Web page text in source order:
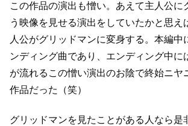
この作品の演出も憎い。 あえて主人公に
う映像を見せる演出をしていたかと思え
人公がグリッドマンに変身する。 本編中
ンディング曲であり、エンディング中に
が流れる この憎い演出のお陰で終始ニヤ
作品だった（笑）
グリッドマンを見たことがある人なら是